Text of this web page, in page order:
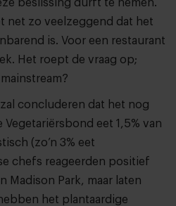
beslissing durft te nemen.
net zo veelzeggend dat het
is. Voor een restaurant
Het roept de vraag op;
concluderen dat het nog
Vegetariërsbond eet 1,5% van
(zo’n 3% eet
chefs reageerden positief
Madison Park, maar laten
het plantaardige